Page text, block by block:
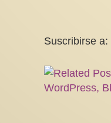
Suscribirse a: